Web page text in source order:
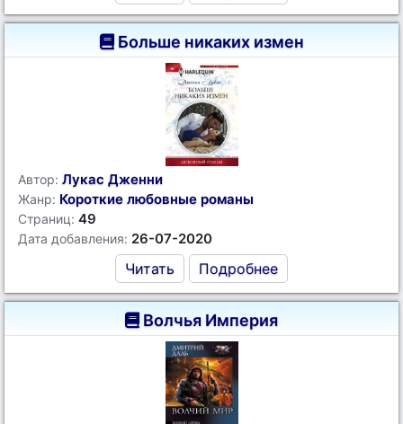
Больше никаких измен
Автор: Лукас Дженни
Жанр: Короткие любовные романы
Страниц: 49
Дата добавления: 26-07-2020
Читать Подробнее
Волчья Империя